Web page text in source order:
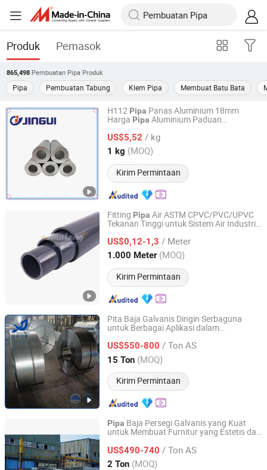
Produk Pemasok
865,498 Pembuatan Pipa Produk
Pipa Pembuatan Tabung Klem Pipa Membuat Batu Bata
H112 Pipa Panas Aluminium 18mm
Harga Pipa Aluminium Paduan
Furnitur
US$5,52 / kg
1 kg (MOQ)
Kirim Permintaan
Dongguan Bailvhui New Material Technology Co., Ltd.
Guangdong, China Harga mulai 2025
Fitting Pipa Air ASTM CPVC/PVC/UPVC
Tekanan Tinggi untuk Sistem Air Industri
PembuatPipa PVC
US$0,12-1,3 / Meter
1.000 Meter (MOQ)
Kirim Permintaan
Shandong Jianlong Plastic Co., Ltd.
Shandong, China Harga mulai 2024
Pita Baja Galvanis Dingin Serbaguna
untuk Berbagai Aplikasi dalam
Dukungan Solar
US$550-800 / Ton AS
15 Ton (MOQ)
Kirim Permintaan
Linyi Rongxiang Steel Pipe Co., Ltd.
Shandong, China Harga mulai 2026
Pipa Baja Persegi Galvanis yang Kuat
untuk Membuat Furnitur yang Estetis dan
US$490-740 / Ton AS
2 Ton (MOQ)
Handan Zhengda Steel Pipe Group Co., Ltd
Hebei, China Harga mulai 2025